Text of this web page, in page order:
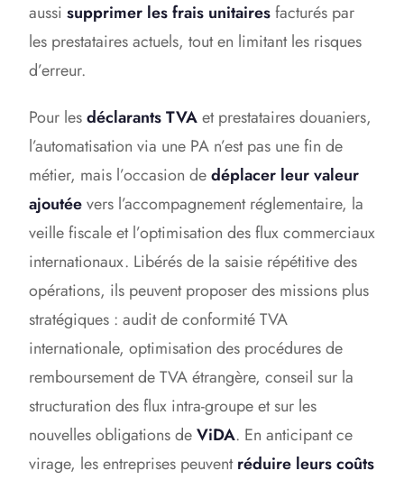
aussi supprimer les frais unitairesfacturés par
les prestataires actuels, tout en limitant les risques
d’erreur.
Pour lesdéclarants TVAet prestataires douaniers,
l’automatisation via une PA n’est pas une fin de
métier, mais l’occasion dedéplacer leur valeur
ajoutéevers l’accompagnement réglementaire, la
veille fiscale et l’optimisation des flux commerciaux
internationaux. Libérés de la saisie répétitive des
opérations, ils peuvent proposer des missions plus
stratégiques : audit de conformité TVA
internationale, optimisation des procédures de
remboursement de TVA étrangère, conseil sur la
structuration des flux intra-groupe et sur les
nouvelles obligations deViDA. En anticipant ce
virage, les entreprises peuventréduire leurs coûts